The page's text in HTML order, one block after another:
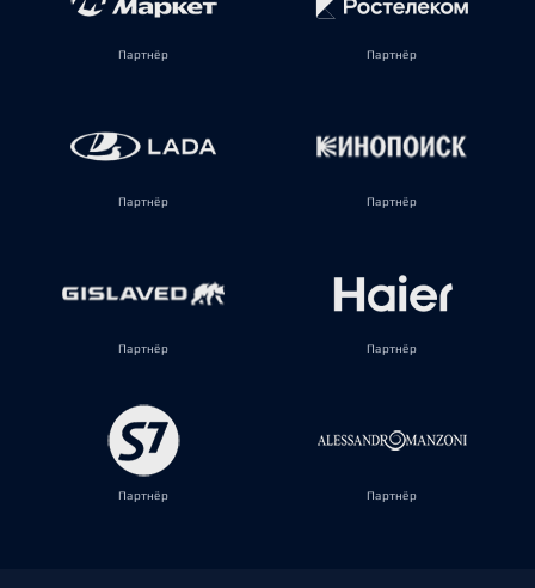
Партнёр Партнёр
Партнёр Партнёр
Партнёр Партнёр
Партнёр Партнёр